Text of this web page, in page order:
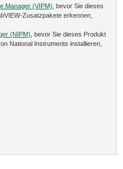
Manager (VIPM) , bevor Sie dieses
Zusatzpakete erkennen,
(NIPM) , bevor Sie dieses Produkt
National Instruments installieren,